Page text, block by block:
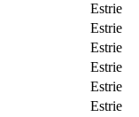
Estrie
Estrie
Estrie
Estrie
Estrie
Estrie